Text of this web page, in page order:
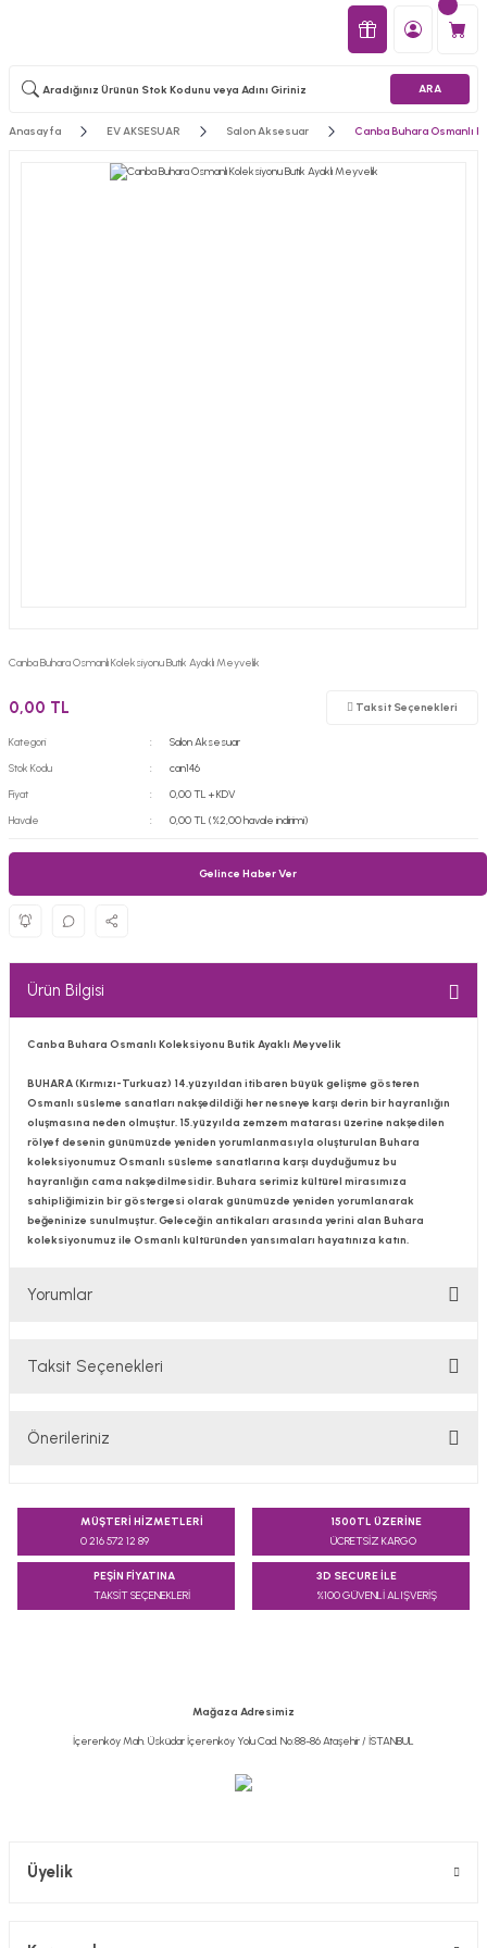
ARA
Anasayfa EV AKSESUAR Salon Aksesuar Canba Buhara Osmanlı
Canba Buhara Osmanlı Koleksiyonu Butik Ayaklı Meyvelik
0,00 TL Taksit Seçenekleri
Kategori
Salon Aksesuar
Stok Kodu
can146
Fiyat
0,00 TL + KDV
Havale
0,00 TL (%2,00 havale indirimi)
Gelince Haber Ver
Ürün Bilgisi
Canba Buhara Osmanlı Koleksiyonu Butik Ayaklı Meyvelik
BUHARA (Kırmızı-Turkuaz) 14.yüzyıldan itibaren büyük gelişme gösteren
Osmanlı süsleme sanatları nakşedildiği her nesneye karşı derin bir hayranlığın
oluşmasına neden olmuştur. 15.yüzyılda zemzem matarası üzerine nakşedilen
rölyef desenin günümüzde yeniden yorumlanmasıyla oluşturulan Buhara
koleksiyonumuz Osmanlı süsleme sanatlarına karşı duyduğumuz bu
hayranlığın cama nakşedilmesidir. Buhara serimiz kültürel mirasımıza
sahipliğimizin bir göstergesi olarak günümüzde yeniden yorumlanarak
beğeninize sunulmuştur. Geleceğin antikaları arasında yerini alan Buhara
koleksiyonumuz ile Osmanlı kültüründen yansımaları hayatınıza katın.
Yorumlar
Taksit Seçenekleri
Önerileriniz
konularda yetersiz gördüğünüz noktaları öneri formunu
kullanarak tarafımıza iletebilirsiniz.
Ürün resmi kalitesiz, bozuk veya görüntülenemiyor.
MÜŞTERİ HİZMETLERİ
0 216 572 12 89
1500TL ÜZERİNE
ÜCRETSİZ KARGO
PEŞİN FİYATINA
TAKSİT SEÇENEKLERİ
3D SECURE İLE
%100 GÜVENLİ ALIŞVERİŞ
Mağaza Adresimiz
İçerenköy Mah. Üsküdar İçerenköy Yolu Cad. No:88-86 Ataşehir / İSTANBUL
Üyelik